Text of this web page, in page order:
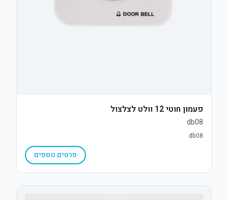
פעמון חוטי 12 וולט לצלצול
db08
db08
פרטים נוספים